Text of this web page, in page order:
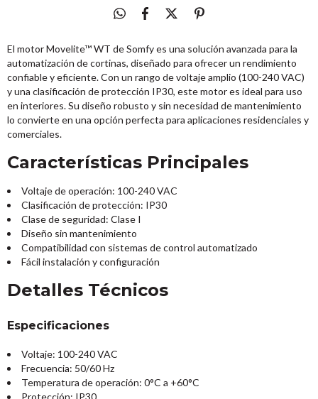
El motor Movelite™ WT de Somfy es una solución avanzada para la
automatización de cortinas, diseñado para ofrecer un rendimiento
confiable y eficiente. Con un rango de voltaje amplio (100-240 VAC)
y una clasificación de protección IP30, este motor es ideal para uso
en interiores. Su diseño robusto y sin necesidad de mantenimiento
lo convierte en una opción perfecta para aplicaciones residenciales y
comerciales.
Características Principales
Voltaje de operación: 100-240 VAC
Clasificación de protección: IP30
Clase de seguridad: Clase I
Diseño sin mantenimiento
Compatibilidad con sistemas de control automatizado
Fácil instalación y configuración
Detalles Técnicos
Especificaciones
Voltaje: 100-240 VAC
Frecuencia: 50/60 Hz
Temperatura de operación: 0°C a +60°C
Protección: IP30